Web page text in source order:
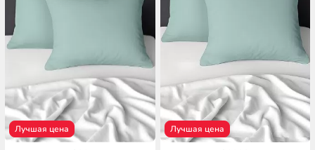
Лучшая цена Лучшая цена